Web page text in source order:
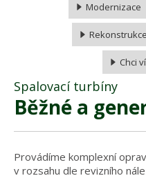
Modernizace
Chci
Spalovací turbíny
Běžné a
Provádíme komplexní
v rozsahu dle revizního